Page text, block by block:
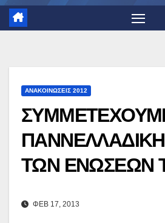
ΑΝΑΚΟΙΝΏΣΕΙΣ 2012
ΤΩΝ ΕΝΩΣΕΩΝ
ΦΕΒ 17, 2013